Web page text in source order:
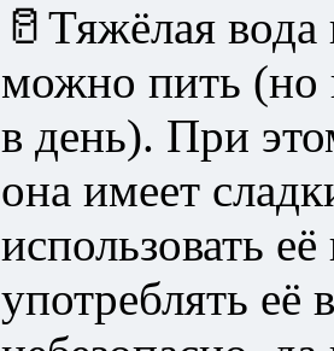
🥛Тяжёлая
можно пить (но
в день). При
она имеет
использовать
употреблять её